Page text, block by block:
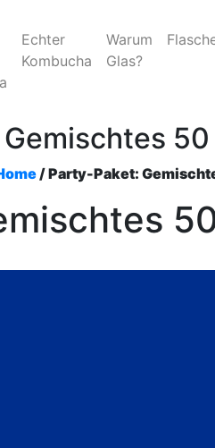
Echter
Kombucha
Warum
Glas?
50
/ Party-Paket: